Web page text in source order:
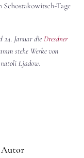
Tage
24. Januar dieDresdner
stehe Werke von
Ljadow.